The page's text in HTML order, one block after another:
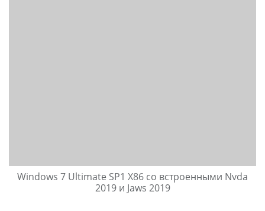
Windows 7 Ultimate SP1 X86 со встроенными Nvda
2019 и Jaws 2019